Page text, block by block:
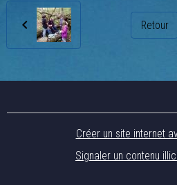
Retour
Créer un site internet
Signaler un contenu